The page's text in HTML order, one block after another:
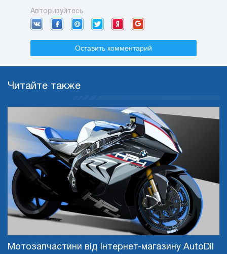
Авторизуйтесь
Оставить комментарий
Читайте также
Мотозапчастини від Інтернет-магазину AutoDil